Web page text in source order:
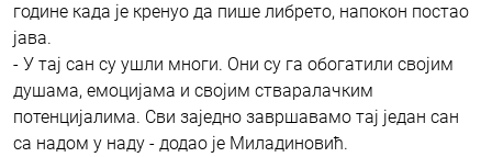
године када је кренуо да пише либрето, напокон постао
јава.
- У тај сан су ушли многи. Они су га обогатили својим
душама, емоцијама и својим стваралачким
потенцијалима. Сви заједно завршавамо тај један сан
са надом у наду - додао је Миладиновић.